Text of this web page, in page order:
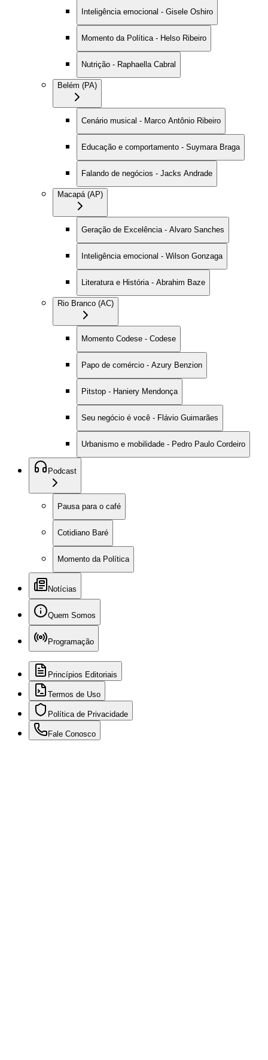
Inteligência emocional - Gisele Oshiro
Momento da Política - Helso Ribeiro
Nutrição - Raphaella Cabral
Belém (PA)
Cenário musical - Marco Antônio Ribeiro
Educação e comportamento - Suymara Braga
Falando de negócios - Jacks Andrade
Macapá (AP)
Geração de Excelência - Alvaro Sanches
Inteligência emocional - Wilson Gonzaga
Literatura e História - Abrahim Baze
Rio Branco (AC)
Momento Codese - Codese
Papo de comércio - Azury Benzion
Pitstop - Haniery Mendonça
Seu negócio é você - Flávio Guimarães
Urbanismo e mobilidade - Pedro Paulo Cordeiro
Podcast
Pausa para o café
Cotidiano Baré
Momento da Política
Notícias
Quem Somos
Programação
Princípios Editoriais
Termos de Uso
Política de Privacidade
Fale Conosco